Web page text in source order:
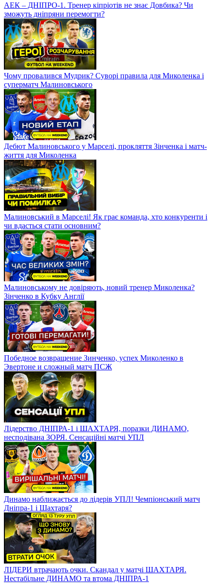
АЕК – ДНІПРО-1. Тренер кіпріотів не знає Довбика? Чи
зможуть дніпряни перемогти?
Чому провалився Мудрик? Суворі правила для Миколенка і
суперматч Малиновського
Дебют Малиновського у Марселі, прокляття Зінченка і матч-
життя для Миколенка
Малиновський в Марселі! Як грає команда, хто конкуренти і
чи вдасться стати основним?
Малиновському не довіряють, новий тренер Миколенка?
Зінченко в Кубку Англії
Победное возвращение Зинченко, успех Миколенко в
Эвертоне и сложный матч ПСЖ
Лідерство ДНІПРА-1 і ШАХТАРЯ, поразки ДИНАМО,
несподівана ЗОРЯ. Сенсаційні матчі УПЛ
Динамо наближається до лідерів УПЛ! Чемпіонський матч
Дніпра-1 і Шахтаря?
ЛІДЕРИ втрачають очки. Скандал у матчі ШАХТАРЯ.
Нестабільне ДИНАМО та втома ДНІПРА-1